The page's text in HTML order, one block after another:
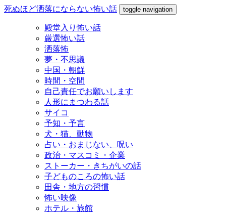
死ぬほど洒落にならない怖い話 toggle navigation
殿堂入り怖い話
厳選怖い話
洒落怖
夢・不思議
中国・朝鮮
時間・空間
自己責任でお願いします
人形にまつわる話
サイコ
予知・予言
犬・猫、動物
占い・おまじない、呪い
政治・マスコミ・企業
ストーカー・きちがいの話
子どものころの怖い話
田舎・地方の習慣
怖い映像
ホテル・旅館